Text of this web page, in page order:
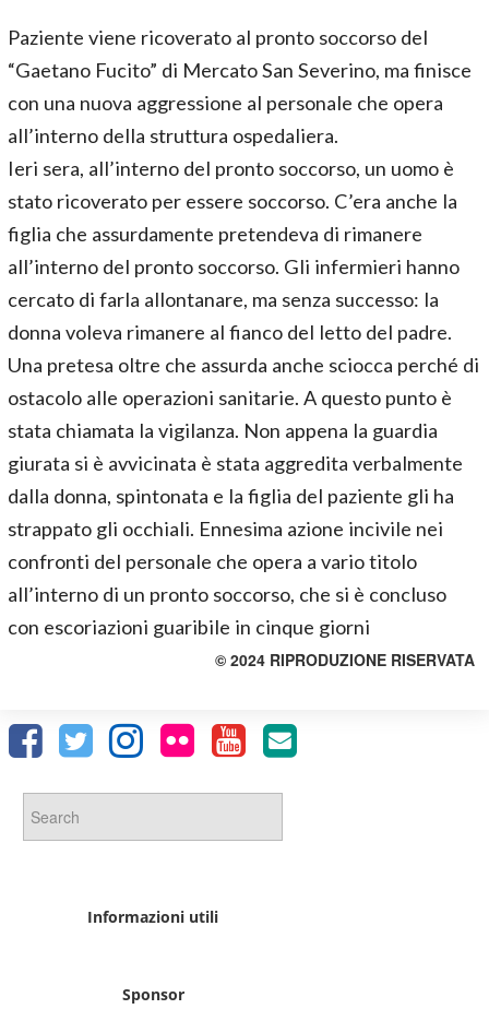
Paziente viene ricoverato al pronto soccorso del
“Gaetano Fucito” di Mercato San Severino, ma finisce
con una nuova aggressione al personale che opera
all’interno della struttura ospedaliera.
Ieri sera, all’interno del pronto soccorso, un uomo è
stato ricoverato per essere soccorso. C’era anche la
figlia che assurdamente pretendeva di rimanere
all’interno del pronto soccorso. Gli infermieri hanno
cercato di farla allontanare, ma senza successo: la
donna voleva rimanere al fianco del letto del padre.
Una pretesa oltre che assurda anche sciocca perché di
ostacolo alle operazioni sanitarie. A questo punto è
stata chiamata la vigilanza. Non appena la guardia
giurata si è avvicinata è stata aggredita verbalmente
dalla donna, spintonata e la figlia del paziente gli ha
strappato gli occhiali. Ennesima azione incivile nei
confronti del personale che opera a vario titolo
all’interno di un pronto soccorso, che si è concluso
con escoriazioni guaribile in cinque giorni
© 2024 RIPRODUZIONE RISERVATA
Informazioni utili
Sponsor